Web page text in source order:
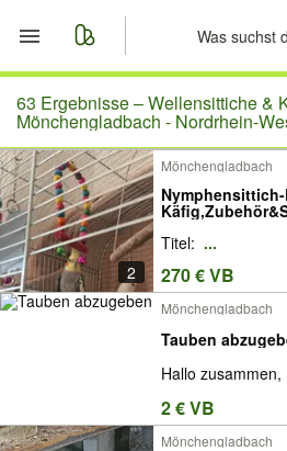
Start
Merkliste
Nachrichten
Anzeige aufgeben
63 Ergebnisse –Wellensittiche &
Mönchengladbach - Nordrhein-
2
Mönchengladbach
Titel: ...
270 € VB
Mönchengladbach
Tauben
Hallo zusammen,
2 € VB
Mönchengladbach